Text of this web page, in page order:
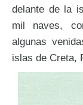
delante de la
mil naves,
algunas
islas de Creta,